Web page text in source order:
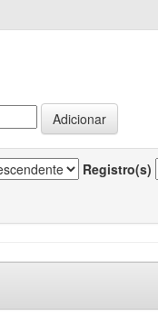
Registro(s)